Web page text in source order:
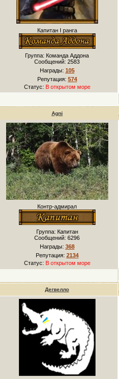
Капитан I ранга
Группа: Команда Аддона
Сообщений:2583
Награды: 105
Репутация: 574
Статус: В открытом море
Agni
Контр-адмирал
Группа: Капитан
Сообщений:6296
Награды: 368
Репутация: 2134
Статус: В открытом море
Дегвелло